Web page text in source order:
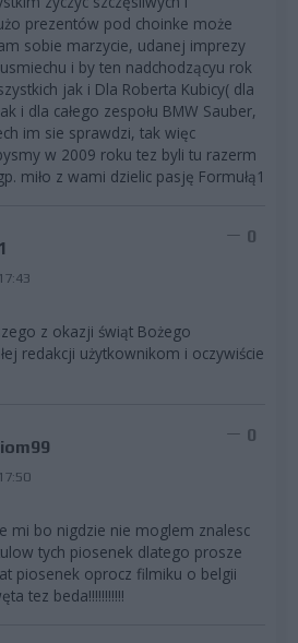
prezentów pod choinke może
sobie marzycie, udanej imprezy
i by ten nadchodzącyu rok
jak i Dla Roberta Kubicy( dla
i dla całego zespołu BMW Sauber,
im sie sprawdzi, tak więc
w 2009 roku tez byli tu razerm
miło z wami dzielic pasję Formułą1
0
z okazji świąt Bożego
redakcji użytkownikom i oczywiście
0
mi bo nigdzie nie moglem znalesc
tych piosenek dlatego prosze
piosenek oprocz filmiku o belgii
tez beda!!!!!!!!!!!